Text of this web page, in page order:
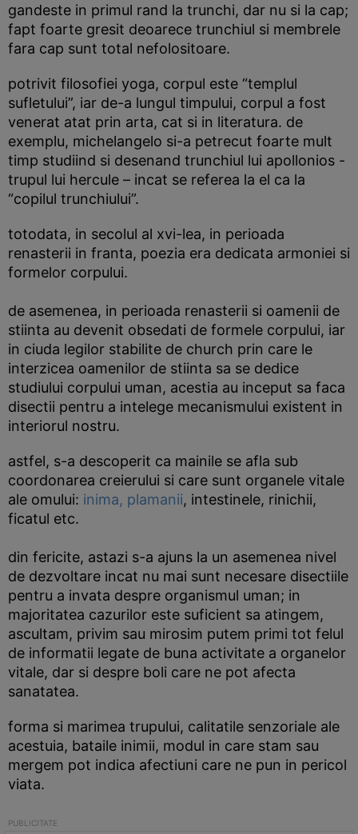
gandeste in primul rand la trunchi, dar nu si la cap;
fapt foarte gresit deoarece trunchiul si membrele
fara cap sunt total nefolositoare.
potrivit filosofiei yoga, corpul este “templul
sufletului”, iar de-a lungul timpului, corpul a fost
venerat atat prin arta, cat si in literatura. de
exemplu, michelangelo si-a petrecut foarte mult
timp studiind si desenand trunchiul lui apollonios -
trupul lui hercule – incat se referea la el ca la
“copilul trunchiului”.
totodata, in secolul al xvi-lea, in perioada
renasterii in franta, poezia era dedicata armoniei si
formelor corpului.
de asemenea, in perioada renasterii si oamenii de
stiinta au devenit obsedati de formele corpului, iar
in ciuda legilor stabilite de church prin care le
interzicea oamenilor de stiinta sa se dedice
studiului corpului uman, acestia au inceput sa faca
disectii pentru a intelege mecanismului existent in
interiorul nostru.
astfel, s-a descoperit ca mainile se afla sub
coordonarea creierului si care sunt organele vitale
ale omului: inima, plamanii, intestinele, rinichii,
ficatul etc.
din fericite, astazi s-a ajuns la un asemenea nivel
de dezvoltare incat nu mai sunt necesare disectiile
pentru a invata despre organismul uman; in
majoritatea cazurilor este suficient sa atingem,
ascultam, privim sau mirosim putem primi tot felul
de informatii legate de buna activitate a organelor
vitale, dar si despre boli care ne pot afecta
sanatatea.
forma si marimea trupului, calitatile senzoriale ale
acestuia, bataile inimii, modul in care stam sau
mergem pot indica afectiuni care ne pun in pericol
viata.